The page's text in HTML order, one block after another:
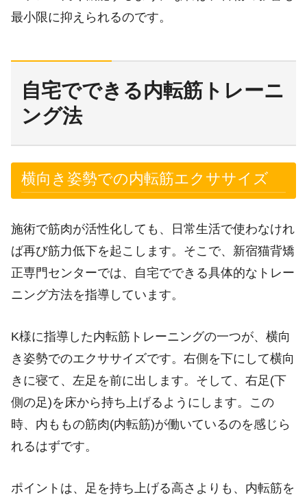
最小限に抑えられるのです。
自宅でできる内転筋トレーニ
ング法
横向き姿勢での内転筋エクササイズ
施術で筋肉が活性化しても、日常生活で使わなけれ
ば再び筋力低下を起こします。そこで、新宿猫背矯
正専門センターでは、自宅でできる具体的なトレー
ニング方法を指導しています。
K様に指導した内転筋トレーニングの一つが、横向
き姿勢でのエクササイズです。右側を下にして横向
きに寝て、左足を前に出します。そして、右足(下
側の足)を床から持ち上げるようにします。この
時、内ももの筋肉(内転筋)が働いているのを感じら
れるはずです。
ポイントは、足を持ち上げる高さよりも、内転筋を